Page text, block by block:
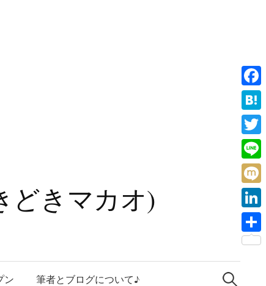
どきマカオ)
ン 筆者とブログについて♪
検
索:
F
a
c
e
b
o
o
k
H
a
t
e
n
a
T
w
i
t
e
L
i
n
e
M
i
x
L
i
共